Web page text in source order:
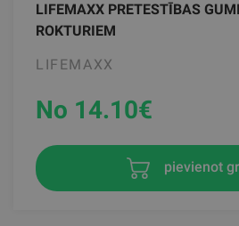
LIFEMAXX PRETESTĪBAS
ROKTURIEM
LIFEMAXX
No 14.10€
pievienot